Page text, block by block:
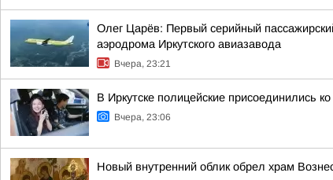
Олег Царёв: Первый серийный
аэродрома Иркутского авиазавода
Вчера, 23:21
В Иркутске полицейские присоединились
Вчера, 23:06
Новый внутренний облик обрел храм